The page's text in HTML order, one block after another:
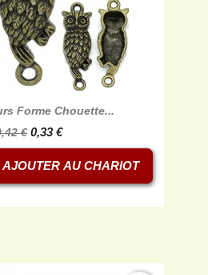
Forme Chouette...
€ 0,33 €
AJOUTER AU CHARIOT